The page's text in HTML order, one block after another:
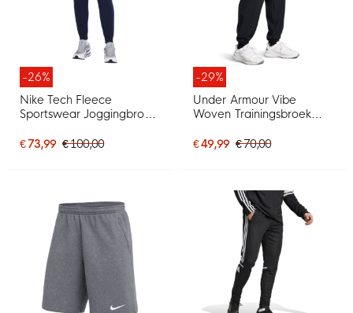
-26%
Nike Tech Fleece
Sportswear Joggingbroek
€ 73,99 € 100,00
-29%
Under Armour Vibe
Woven Trainingsbroek
€ 49,99 € 70,00